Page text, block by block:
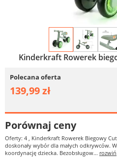
Kinderkraft Rowerek
Polecana oferta
139,99 zł
Porównaj ceny
Oferty: 4 , Kinderkraft Rowerek Biegowy
doskonały wybór dla małych odkrywców.
koordynację dziecka. Bezobsługow... rozwiń